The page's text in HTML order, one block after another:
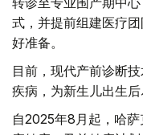
式，并提前组建医疗
好准备。
目前，现代产前诊断
疾病，为新生儿出生后
自2025年8月起，哈